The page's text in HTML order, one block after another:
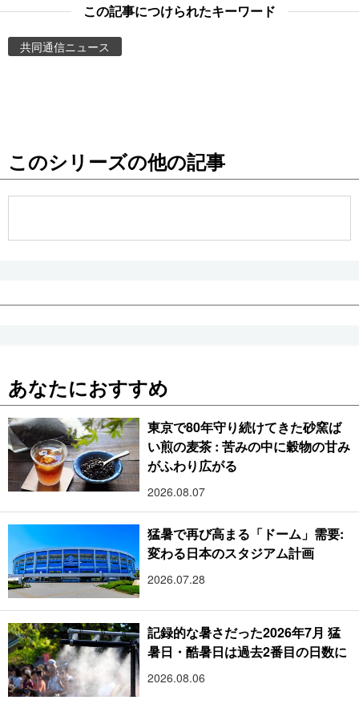
お知らせ
この記事につけられたキーワード
共同通信ニュース
このシリーズの他の記事
あなたにおすすめ
東京で80年守り続けてきた砂窯ば
い煎の麦茶 : 苦みの中に穀物の甘み
がふわり広がる
2026.08.07
猛暑で再び高まる「ドーム」需要:
変わる日本のスタジアム計画
2026.07.28
記録的な暑さだった2026年7月 猛
暑日・酷暑日は過去2番目の日数に
2026.08.06